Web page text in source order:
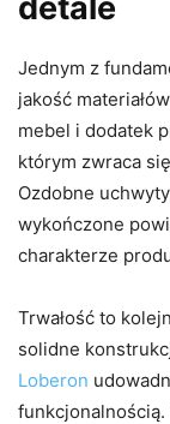
detale
Jednym z
jakość
mebel i dodatek
którym zwraca
Ozdobne
wykończone
charakterze
Trwałość to
solidne
Loberon